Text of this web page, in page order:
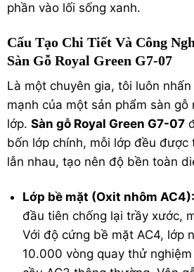
phần vào lối sống xanh.
Cấu Tạo Chi Tiết Và Công
Sàn Gỗ Royal Green G7-07
Là một chuyên gia, tôi luôn
mạnh của một sản phẩm sàn gỗ
lớp. Sàn gỗ Royal Green G7-07
bốn lớp chính, mỗi lớp đều
lẫn nhau, tạo nên độ bền toàn
Lớp bề mặt (Oxit nhôm AC4):
đầu tiên chống lại trầy xước,
Với độ cứng bề mặt AC4, lớp
10.000 vòng quay thử